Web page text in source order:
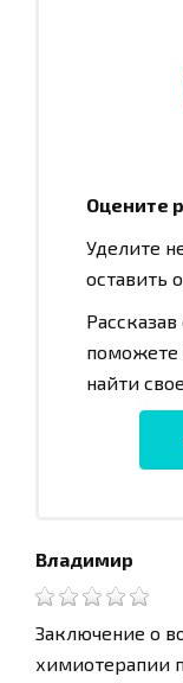
Оцените
Уделите
оставить
поможете
найти
Владимир
Заключение о
химиотерапии